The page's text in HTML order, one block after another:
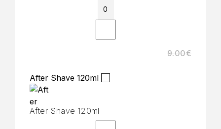
9.00€
After Shave 120ml
After Shave 120ml